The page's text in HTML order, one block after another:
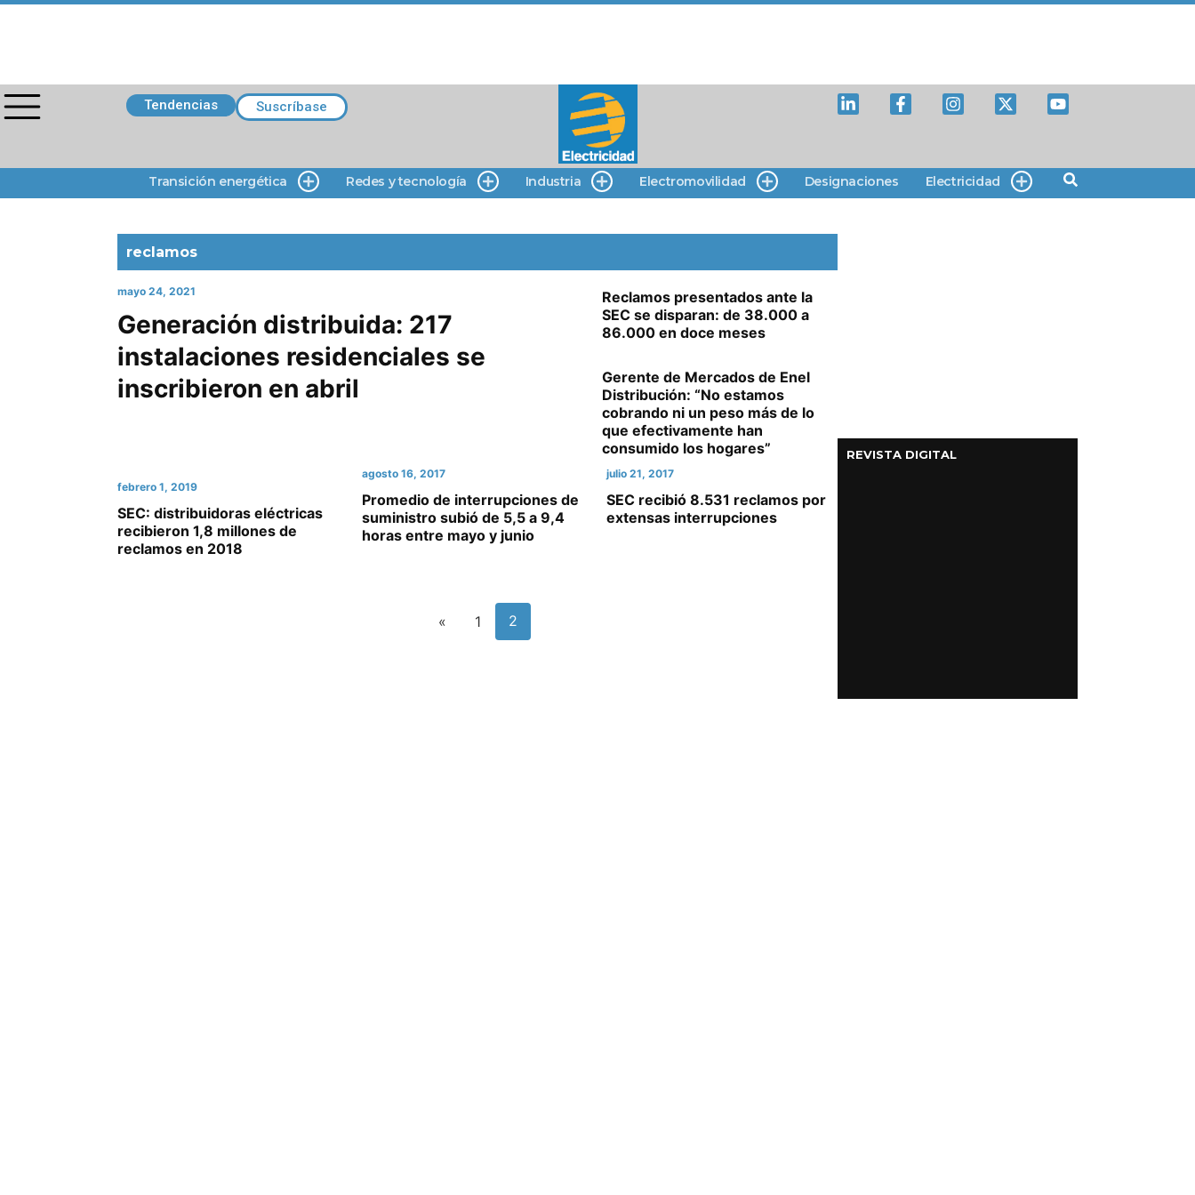
Tendencias Suscríbase
Transición energética Redes y tecnología Industria Electromovilidad Designaciones Electricidad
reclamos
mayo 24, 2021
Generación distribuida: 217
instalaciones residenciales se
inscribieron en abril
Reclamos presentados ante la
SEC se disparan: de 38.000 a
86.000 en doce meses
Gerente de Mercados de Enel
Distribución: “No estamos
cobrando ni un peso más de lo
que efectivamente han
consumido los hogares”
febrero 1, 2019
SEC: distribuidoras eléctricas
recibieron 1,8 millones de
reclamos en 2018
agosto 16, 2017
Promedio de interrupciones de
suministro subió de 5,5 a 9,4
horas entre mayo y junio
julio 21, 2017
SEC recibió 8.531 reclamos por
extensas interrupciones
« 1 2
REVISTA DIGITAL